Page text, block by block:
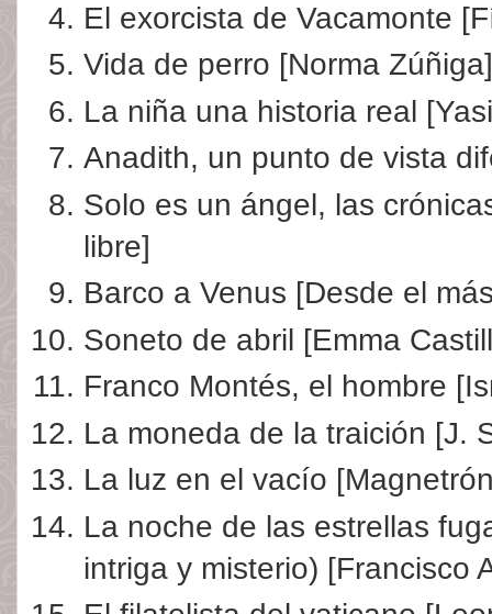
El exorcista de Vacamonte
Vida de perro [Norma Zúñiga]
La niña una historia real
Anadith, un punto de vista
Solo es un ángel, las
libre]
Barco a Venus [Desde el
Soneto de abril [Emma
Franco Montés, el hombre
La moneda de la traición [J.
La luz en el vacío
La noche de las estrellas
intriga y misterio) [Francisco